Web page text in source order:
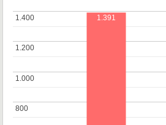
800
800
1.000
1.000
1.200
1.200
1.400
1.400 1.391